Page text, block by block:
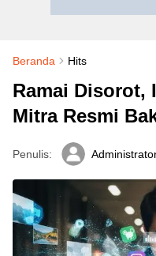
Beranda Hits
Ramai Disorot,
Mitra Resmi
Penulis: